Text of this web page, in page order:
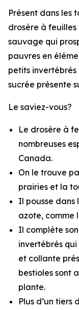
Présent dans les
drosère à
sauvage qui
pauvres en
petits
sucrée présente
Le saviez-vous?
Le drosère à
nombreuses
Canada.
On le trouve
prairies et la
Il pousse dans
azote, comme
Il complète
invertébrés
et collante
bestioles sont
plante.
Plus d’un